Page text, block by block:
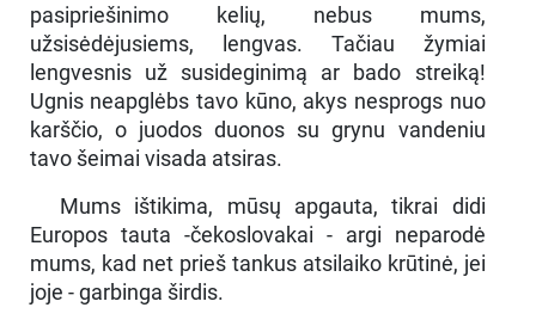
pasipriešinimo kelių, nebus mums,
užsisėdėjusiems, lengvas. Tačiau žymiai
lengvesnis už susideginimą ar bado streiką!
Ugnis neapglėbs tavo kūno, akys nesprogs nuo
karščio, o juodos duonos su grynu vandeniu
tavo šeimai visada atsiras.
Mums ištikima, mūsų apgauta, tikrai didi
Europos tauta -čekoslovakai - argi neparodė
mums, kad net prieš tankus atsilaiko krūtinė, jei
joje - garbinga širdis.